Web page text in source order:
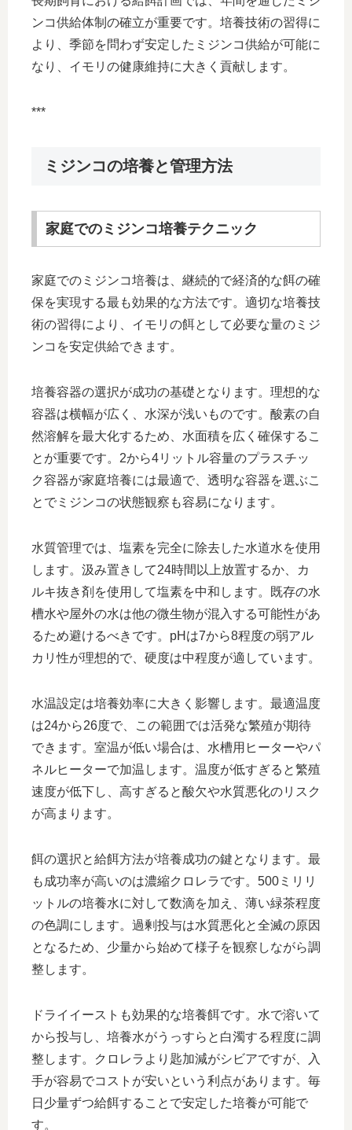
ンコ供給体制の確立が重要です。培養技術の習得に
より、季節を問わず安定したミジンコ供給が可能に
なり、イモリの健康維持に大きく貢献します。
***
ミジンコの培養と管理方法
家庭でのミジンコ培養テクニック
家庭でのミジンコ培養は、継続的で経済的な餌の確
保を実現する最も効果的な方法です。適切な培養技
術の習得により、イモリの餌として必要な量のミジ
ンコを安定供給できます。
培養容器の選択が成功の基礎となります。理想的な
容器は横幅が広く、水深が浅いものです。酸素の自
然溶解を最大化するため、水面積を広く確保するこ
とが重要です。2から4リットル容量のプラスチッ
ク容器が家庭培養には最適で、透明な容器を選ぶこ
とでミジンコの状態観察も容易になります。
水質管理では、塩素を完全に除去した水道水を使用
します。汲み置きして24時間以上放置するか、カ
ルキ抜き剤を使用して塩素を中和します。既存の水
槽水や屋外の水は他の微生物が混入する可能性があ
るため避けるべきです。pHは7から8程度の弱アル
カリ性が理想的で、硬度は中程度が適しています。
水温設定は培養効率に大きく影響します。最適温度
は24から26度で、この範囲では活発な繁殖が期待
できます。室温が低い場合は、水槽用ヒーターやパ
ネルヒーターで加温します。温度が低すぎると繁殖
速度が低下し、高すぎると酸欠や水質悪化のリスク
が高まります。
餌の選択と給餌方法が培養成功の鍵となります。最
も成功率が高いのは濃縮クロレラです。500ミリリ
ットルの培養水に対して数滴を加え、薄い緑茶程度
の色調にします。過剰投与は水質悪化と全滅の原因
となるため、少量から始めて様子を観察しながら調
整します。
ドライイーストも効果的な培養餌です。水で溶いて
から投与し、培養水がうっすらと白濁する程度に調
整します。クロレラより匙加減がシビアですが、入
手が容易でコストが安いという利点があります。毎
日少量ずつ給餌することで安定した培養が可能で
す。